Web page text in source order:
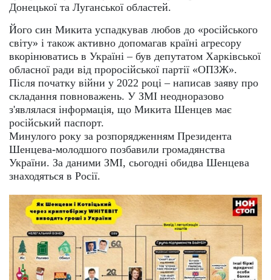
Донецької та Луганської областей.
Його син Микита успадкував любов до «російського
світу» і також активно допомагав країні агресору
вкорінюватись в Україні – був депутатом Харківської
обласної ради від проросійської партії «ОПЗЖ».
Після початку війни у ​​2022 році – написав заяву про
складання повноважень. У ЗМІ неодноразово
з'являлася інформація, що Микита Шенцев має
російський паспорт.
Минулого року за розпорядженням Президента
Шенцева-молодшого позбавили громадянства
України. За даними ЗМІ, сьогодні обидва Шенцева
знаходяться в Росії.